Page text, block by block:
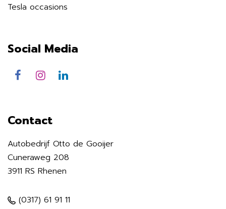
Tesla occasions
Social Media
Contact
Autobedrijf Otto de Gooijer
Cuneraweg 208
3911 RS Rhenen
(0317) 61 91 11